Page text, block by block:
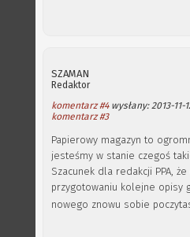
SZAMAN
Redaktor
komentarz #4wysłany: 2013-11-
komentarz #3
Papierowy magazyn to
jesteśmy w stanie czegoś
Szacunek dla redakcji PPA,
przygotowaniu kolejne opisy
nowego znowu sobie